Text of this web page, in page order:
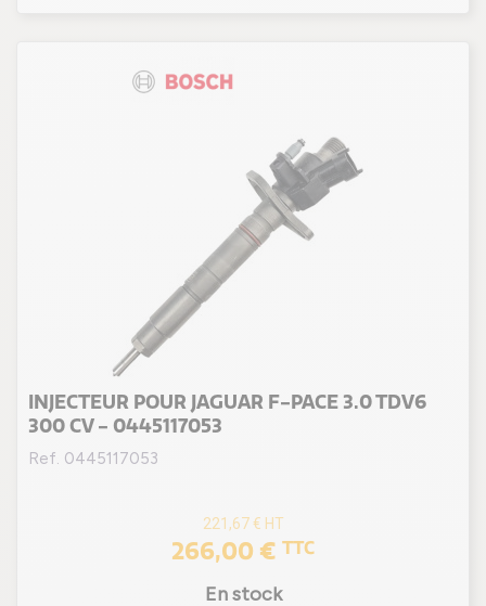
INJECTEUR POUR JAGUAR F-PACE 3.0 TDV6
300 CV - 0445117053
Ref. 0445117053
221,67 € HT
266,00 € TTC
En stock